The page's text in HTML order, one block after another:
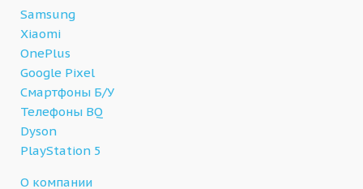
Samsung
Xiaomi
OnePlus
Google Pixel
Смартфоны Б/У
Телефоны BQ
Dyson
PlayStation 5
О компании